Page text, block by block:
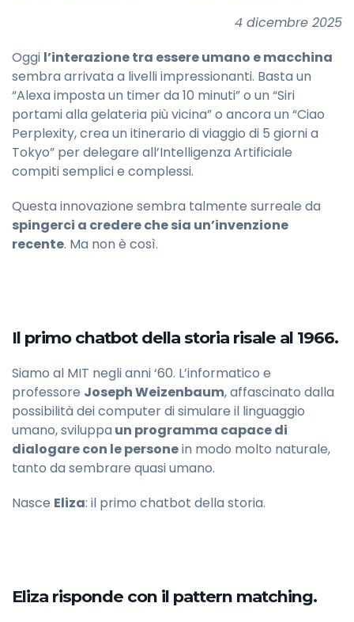
4 dicembre 2025
Oggi l’interazione tra essere umano e macchina
sembra arrivata a livelli impressionanti. Basta un
“Alexa imposta un timer da 10 minuti” o un “Siri
portami alla gelateria più vicina” o ancora un “Ciao
Perplexity, crea un itinerario di viaggio di 5 giorni a
Tokyo” per delegare all’Intelligenza Artificiale
compiti semplici e complessi.
Questa innovazione sembra talmente surreale da
spingerci a credere che sia un’invenzione
recente. Ma non è così.
Il primo chatbot della storia risale al 1966.
Siamo al MIT negli anni ‘60. L’informatico e
professore Joseph Weizenbaum, affascinato dalla
possibilità dei computer di simulare il linguaggio
umano, sviluppa un programma capace di
dialogare con le personein modo molto naturale,
tanto da sembrare quasi umano.
Nasce Eliza: il primo chatbot della storia.
Eliza risponde con il pattern matching.